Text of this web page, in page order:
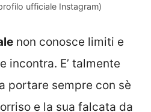
ufficiale Instagram)
non conosce limiti e
incontra. E’ talmente
portare sempre con sè
e la sua falcata da